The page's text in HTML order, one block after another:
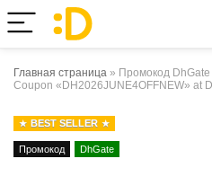
Главная страница » Промокод
Coupon «DH2026JUNE4OFFNEW» at
BEST SELLER
Промокод DhGate